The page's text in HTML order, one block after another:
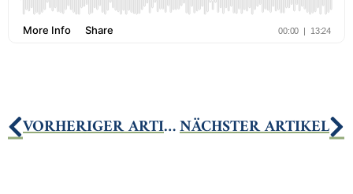
VORHERIGER ARTIKELNÄCHSTER ARTIKEL